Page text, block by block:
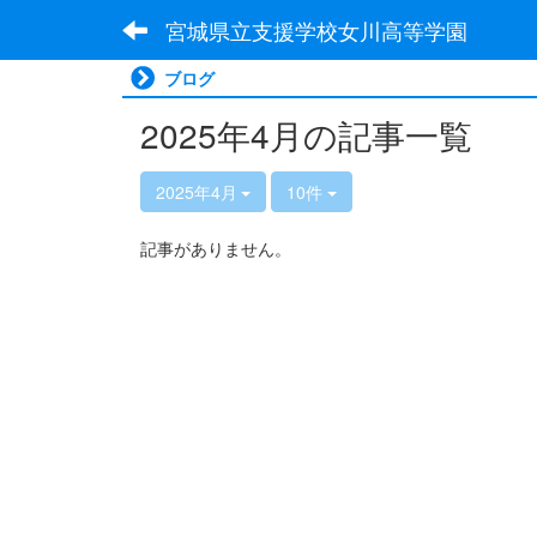
宮城県立支援学校女川高等学園
ブログ
2025年4月の記事一覧
2025年4月 10件
記事がありません。